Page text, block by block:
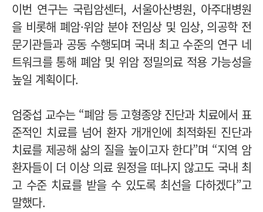
이번 연구는 국립암센터, 서울아산병원, 아주대병원
을 비롯해 폐암·위암 분야 전임상 및 임상, 의공학 전
문기관들과 공동 수행되며 국내 최고 수준의 연구 네
트워크를 통해 폐암 및 위암 정밀의료 적용 가능성을
높일 계획이다.
엄중섭 교수는 “폐암 등 고형종양 진단과 치료에서 표
준적인 치료를 넘어 환자 개개인에 최적화된 진단과
치료를 제공해 삶의 질을 높이고자 한다”며 “지역 암
환자들이 더 이상 의료 원정을 떠나지 않고도 국내 최
고 수준 치료를 받을 수 있도록 최선을 다하겠다”고
말했다.